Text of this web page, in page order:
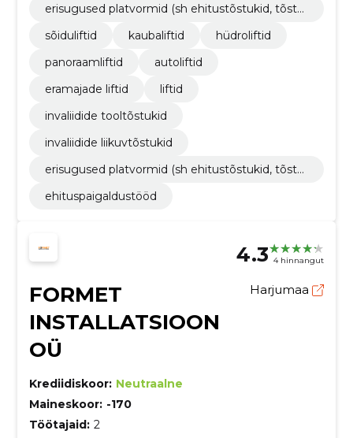
erisugused platvormid (sh ehitustõstukid, tõstel
sõiduliftid
kaubaliftid
hüdroliftid
panoraamliftid
autoliftid
eramajade liftid
liftid
invaliidide tooltõstukid
invaliidide liikuvtõstukid
erisugused platvormid (sh ehitustõstukid, tõstel
ehituspaigaldustööd
4.3 4 hinnangut
FORMET
INSTALLATSIOON
OÜ
Harjumaa
Krediidiskoor: Neutraalne
Maineskoor: -170
Töötajaid: 2